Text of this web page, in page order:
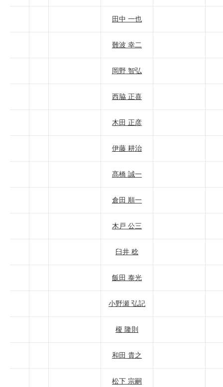
田中 一也
難波 幸二
岡野 智弘
西脇 正喜
木田 正彦
伊藤 耕治
髙橋 誠一
倉田 順一
木戸 公三
臼井 稔
飯田 泰光
小野瀬 弘記
榎 隆則
和田 貴之
松下 宗嗣